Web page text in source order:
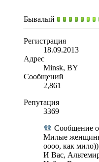
Бывалый
Регистрация
18.09.2013
Адрес
Minsk, BY
Сообщений
2,861
Репутация
3369
Сообщение
Милые
оооо, как мило))
И Вас,